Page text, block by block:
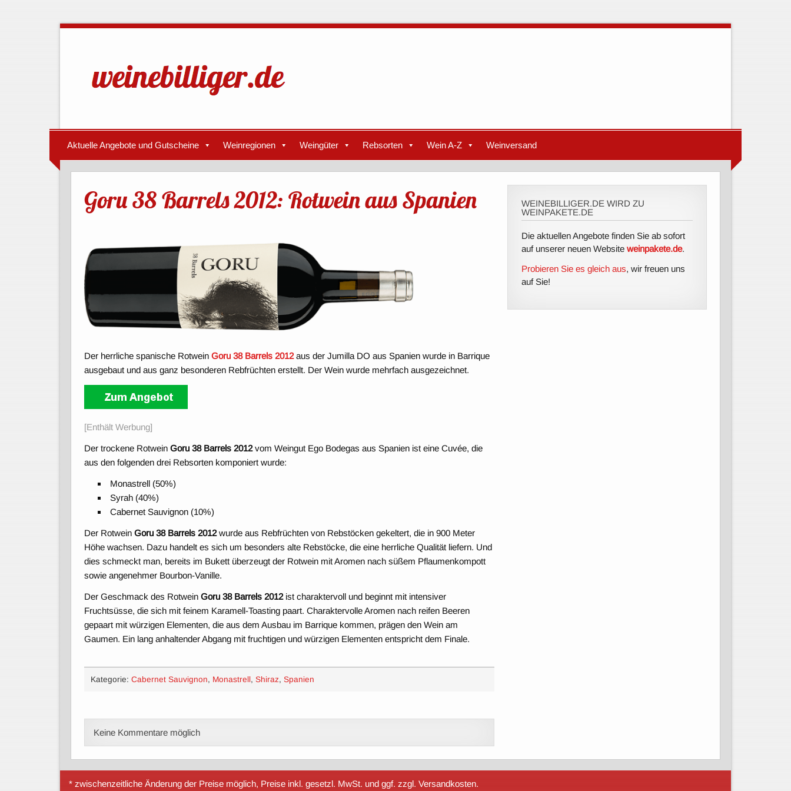
Aktuelle Angebote und Gutscheine Weinregionen Weingüter Rebsorten Wein A-Z Weinversand
Goru 38 Barrels 2012: Rotwein aus Spanien
Der herrliche spanische RotweinGoru 38 Barrels 2012aus der Jumilla DO aus Spanien wurde in Barrique
ausgebaut und aus ganz besonderen Rebfrüchten erstellt. Der Wein wurde mehrfach ausgezeichnet.
[Enthält Werbung]
Der trockene RotweinGoru 38 Barrels 2012vom Weingut Ego Bodegas aus Spanien ist eine Cuvée, die
aus den folgenden drei Rebsorten komponiert wurde:
Monastrell (50%)
Syrah (40%)
Cabernet Sauvignon (10%)
Der RotweinGoru 38 Barrels 2012wurde aus Rebfrüchten von Rebstöcken gekeltert, die in 900 Meter
Höhe wachsen. Dazu handelt es sich um besonders alte Rebstöcke, die eine herrliche Qualität liefern. Und
dies schmeckt man, bereits im Bukett überzeugt der Rotwein mit Aromen nach süßem Pflaumenkompott
sowie angenehmer Bourbon-Vanille.
Der Geschmack des RotweinGoru 38 Barrels 2012ist charaktervoll und beginnt mit intensiver
Fruchtsüsse, die sich mit feinem Karamell-Toasting paart. Charaktervolle Aromen nach reifen Beeren
gepaart mit würzigen Elementen, die aus dem Ausbau im Barrique kommen, prägen den Wein am
Gaumen. Ein lang anhaltender Abgang mit fruchtigen und würzigen Elementen entspricht dem Finale.
Kategorie: Cabernet Sauvignon, Monastrell , Shiraz, Spanien
Keine Kommentare möglich
WEINEBILLIGER.DE WIRD ZU
WEINPAKETE.DE
Die aktuellen Angebote finden Sie ab sofort
auf unserer neuen Websiteweinpakete.de.
Probieren Sie es gleich aus, wir freuen uns
auf Sie!
* zwischenzeitliche Änderung der Preise möglich, Preise inkl. gesetzl. MwSt. und ggf. zzgl. Versandkosten.